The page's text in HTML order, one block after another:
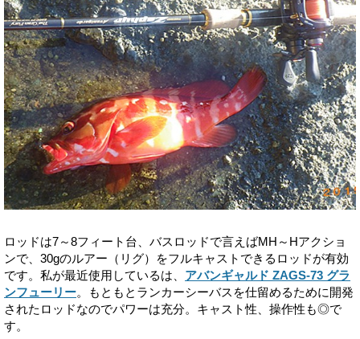
ロッドは7～8フィート台、バスロッドで言えばMH～Hアクショ
ンで、30gのルアー（リグ）をフルキャストできるロッドが有効
です。私が最近使用しているは、 アバンギャルド ZAGS-73 グラ
ンフューリー。もともとランカーシーバスを仕留めるために開発
されたロッドなのでパワーは充分。キャスト性、操作性も◎で
す。